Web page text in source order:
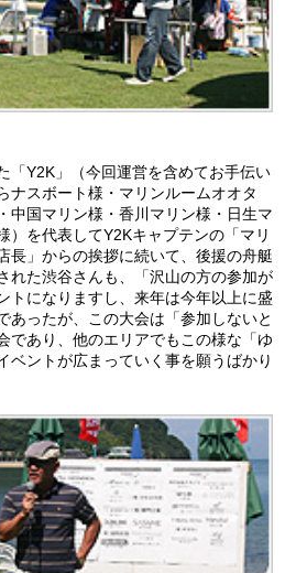
「Y2K」（今回運営を含めてお手伝い
ナスボート様・マリンルームオオタ
中国マリン様・香川マリン様・日生マ
）を代表してY2Kキャプテンの「マリ
」からの挨拶に続いて、後援の舟艇
れた渋谷さんも、「沢山の方の参加が
トになりますし、来年は今年以上に盛
あったが、この大会は「参加しないと
であり、他のエリアでもこの様な「ゆ
ベントが広まっていく事を願うばかり